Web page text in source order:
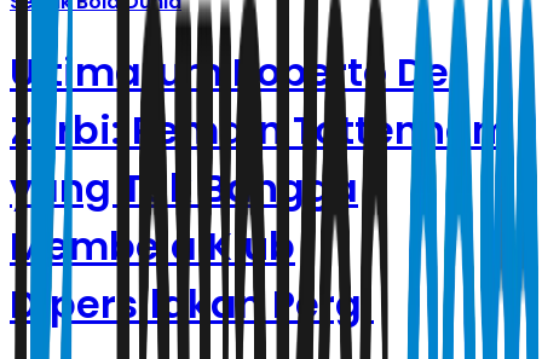
Ultimatum Roberto De
Zerbi: Pemain Tottenham
yang Tak Bangga
Membela Klub
Dipersilakan Pergi